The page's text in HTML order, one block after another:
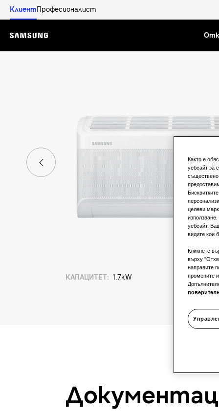
КлиентПрофесионалист
Menu
КАПАЦИТЕТ: 1.7kW
Както е
уебсайт за
съществено
целеви
уебсайт,
видите кои
Кликнете
върху
направите
промените